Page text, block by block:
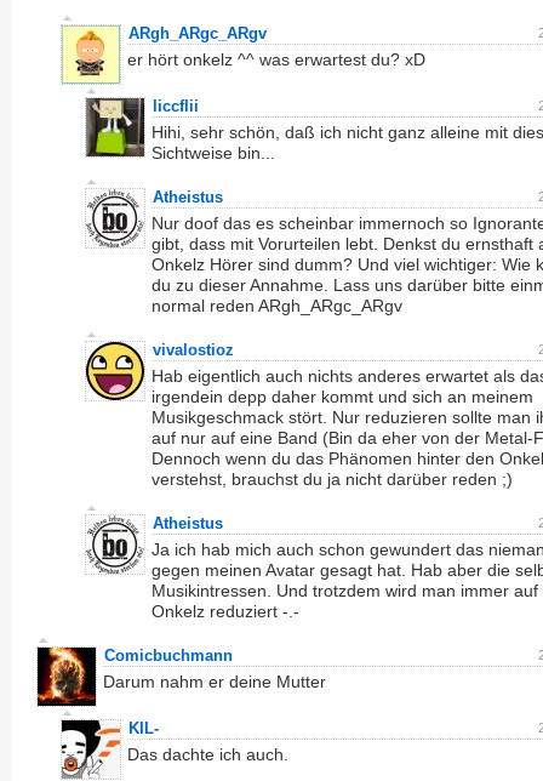
ARgh_ARgc_ARgv
er hört onkelz ^^ was erwartest du? xD
liccflii
Hihi, sehr schön, daß ich nicht ganz alleine mit
Sichtweise bin...
Atheistus
Nur doof das es scheinbar immernoch so
gibt, dass mit Vorurteilen lebt. Denkst du ernsthaft
Onkelz Hörer sind dumm? Und viel wichtiger: Wie
du zu dieser Annahme. Lass uns darüber bitte
normal reden ARgh_ARgc_ARgv
vivalostioz
Hab eigentlich auch nichts anderes erwartet als
irgendein depp daher kommt und sich an meinem
Musikgeschmack stört. Nur reduzieren sollte man
auf nur auf eine Band (Bin da eher von der Metal-
Dennoch wenn du das Phänomen hinter den
verstehst, brauchst du ja nicht darüber reden ;)
Atheistus
Ja ich hab mich auch schon gewundert das
gegen meinen Avatar gesagt hat. Hab aber die
Musikintressen. Und trotzdem wird man immer auf
Onkelz reduziert -.-
Comicbuchmann
Darum nahm er deine Mutter
KIL-
Das dachte ich auch.